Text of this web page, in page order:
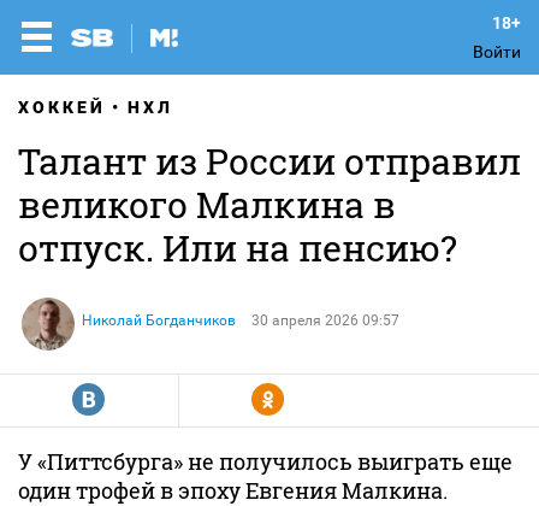
Войти
ХОККЕЙ НХЛ
Талант из России отправил
великого Малкина в
отпуск. Или на пенсию?
Николай Богданчиков 30 апреля 2026 09:57
R Y
У «Питтсбурга» не получилось выиграть еще
один трофей в эпоху Евгения Малкина.